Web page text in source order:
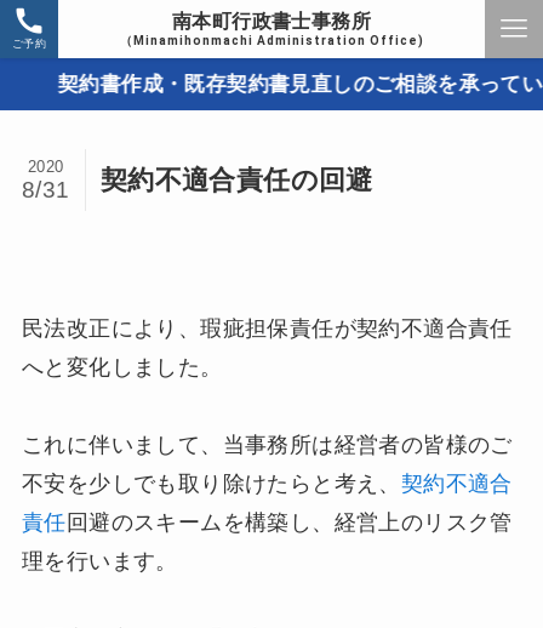
南本町行政書士事務所
（Minamihonmachi Administration Office)
ご予約
契約書作成・既存契約書見直しのご相談を承ってい
契約不適合責任の回避
2020
8/31
民法改正により、瑕疵担保責任が契約不適合責任
へと変化しました。
これに伴いまして、当事務所は経営者の皆様のご
不安を少しでも取り除けたらと考え、 契約不適合
責任 回避のスキームを構築し、経営上のリスク管
理を行います。